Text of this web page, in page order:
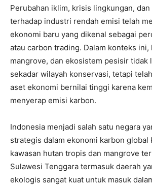
Perubahan iklim, krisis lingkungan,
terhadap industri rendah emisi telah
ekonomi baru yang dikenal sebagai
atau carbon trading. Dalam konteks ini,
mangrove, dan ekosistem pesisir tidak
sekadar wilayah konservasi, tetapi
aset ekonomi bernilai tinggi karena
menyerap emisi karbon.
Indonesia menjadi salah satu negara
strategis dalam ekonomi karbon global
kawasan hutan tropis dan mangrove
Sulawesi Tenggara termasuk daerah
ekologis sangat kuat untuk masuk